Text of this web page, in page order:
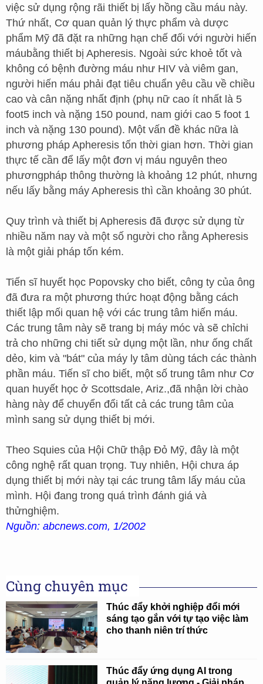
việc sử dụng rộng rãi thiết bị lấy hồng cầu máu này.
Thứ nhất, Cơ quan quản lý thực phẩm và dược
phẩm Mỹ đã đặt ra những hạn chế đối với người hiến
máubằng thiết bị Apheresis. Ngoài sức khoẻ tốt và
không có bệnh đường máu như HIV và viêm gan,
người hiến máu phải đạt tiêu chuẩn yêu cầu về chiều
cao và cân nặng nhất định (phụ nữ cao ít nhất là 5
foot5 inch và nặng 150 pound, nam giới cao 5 foot 1
inch và nặng 130 pound). Một vấn đề khác nữa là
phương pháp Apheresis tốn thời gian hơn. Thời gian
thực tế cần để lấy một đơn vị máu nguyên theo
phươngpháp thông thường là khoảng 12 phút, nhưng
nếu lấy bằng máy Apheresis thì cần khoảng 30 phút.
Quy trình và thiết bị Apheresis đã được sử dụng từ
nhiều năm nay và một số người cho rằng Apheresis
là một giải pháp tốn kém.
Tiến sĩ huyết học Popovsky cho biết, công ty của ông
đã đưa ra một phương thức hoạt động bằng cách
thiết lập mối quan hệ với các trung tâm hiến máu.
Các trung tâm này sẽ trang bị máy móc và sẽ chỉchi
trả cho những chi tiết sử dụng một lần, như ống chất
dẻo, kim và "bát" của máy ly tâm dùng tách các thành
phần máu. Tiến sĩ cho biết, một số trung tâm như Cơ
quan huyết học ở Scottsdale, Ariz.,đã nhận lời chào
hàng này để chuyển đổi tất cả các trung tâm của
mình sang sử dụng thiết bị mới.
Theo Squies của Hội Chữ thập Đỏ Mỹ, đây là một
công nghệ rất quan trọng. Tuy nhiên, Hội chưa áp
dụng thiết bị mới này tại các trung tâm lấy máu của
mình. Hội đang trong quá trình đánh giá và
thửnghiệm.
Nguồn: abcnews.com, 1/2002
Cùng chuyên mục
Thúc đẩy khởi nghiệp đổi mới
sáng tạo gắn với tự tạo việc làm
cho thanh niên trí thức
Thúc đẩy ứng dụng AI trong